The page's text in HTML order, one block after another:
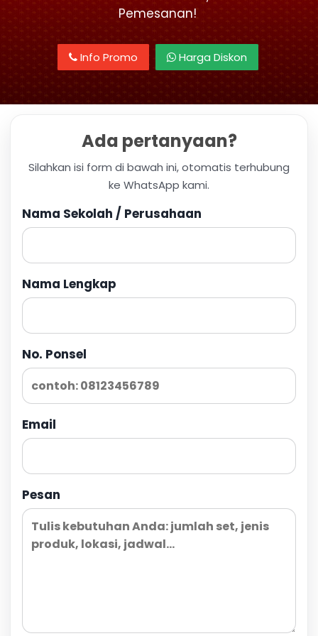
Pemesanan!
Info Promo Harga Diskon
Ada pertanyaan?
Silahkan isi form di bawah ini, otomatis terhubung
ke WhatsApp kami.
Nama Sekolah / Perusahaan
Nama Lengkap
No. Ponsel
Email
Pesan